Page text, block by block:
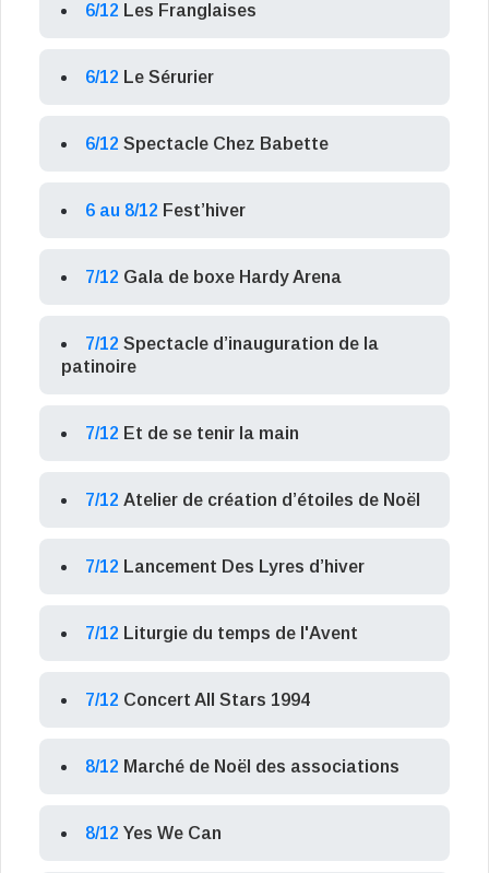
6/12 Les Franglaises
6/12 Le Sérurier
6/12 Spectacle Chez Babette
6 au 8/12 Fest’hiver
7/12 Gala de boxe Hardy Arena
7/12 Spectacle d’inauguration de la
patinoire
7/12 Et de se tenir la main
7/12 Atelier de création d’étoiles de Noël
7/12 Lancement Des Lyres d’hiver
7/12 Liturgie du temps de l'Avent
7/12 Concert All Stars 1994
8/12 Marché de Noël des associations
8/12 Yes We Can